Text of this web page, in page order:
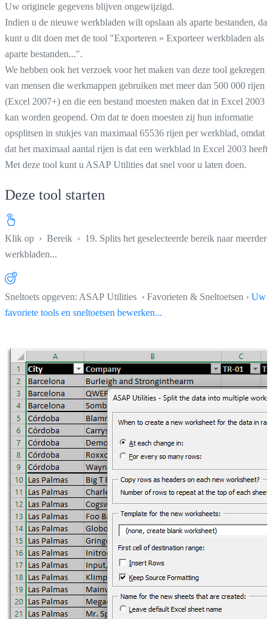
Uw originele gegevens blijven ongewijzigd.
Indien u de nieuwe werkbladen wilt opslaan als aparte bestanden, dan
kunt u dit doen met de tool "Exporteren » Exporteer werkbladen als
aparte bestanden...".
We hebben ook het verzoek voor het maken van deze tool gekregen
van mensen die werkmappen gebruiken met meer dan 500 000 rijen
(Excel 2007+) en die een bestand moesten maken dat in Excel 2003
kan worden geopend. Om dat te doen moesten zij hun informatie
opsplitsen in stukjes van maximaal 65536 rijen per werkblad, omdat
dat het maximaal aantal rijen is dat een werkblad in Excel 2003 heeft.
Met deze tool kunt u ASAP Utilities dat snel voor u laten doen.
Deze tool starten
Klik op › Bereik › 19. Splits het geselecteerde bereik naar meerdere
werkbladen...
Sneltoets opgeven: ASAP Utilities › Favorieten & Sneltoetsen › Uw
favoriete tools en sneltoetsen bewerken...